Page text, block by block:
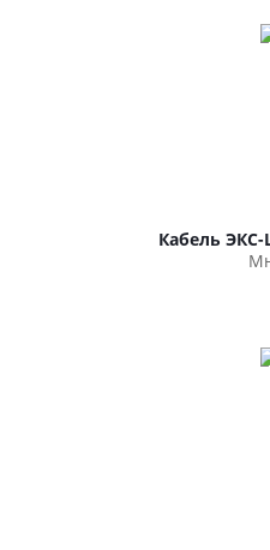
Кабель